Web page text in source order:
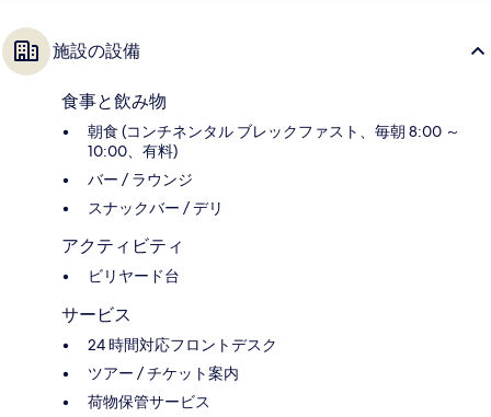
施設の設備
食事と飲み物
朝食 (コンチネンタル ブレックファスト、毎朝 8:00 ～
10:00、有料)
バー / ラウンジ
スナックバー / デリ
アクティビティ
ビリヤード台
サービス
24 時間対応フロントデスク
ツアー / チケット案内
荷物保管サービス